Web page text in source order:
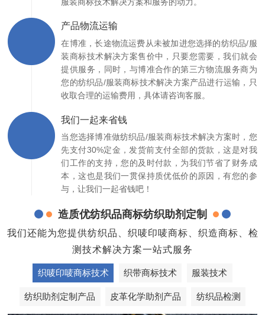
产品物流运输
在博准，长途物流运费从未被加进您选择的纺织品/服
装商标技术解决方案售价中，只要您需要，我们就会
提供服务，同时，与博准合作的第三方物流服务商为
您的纺织品/服装商标技术解决方案产品进行运输，只
收取合理的运输费用，具体请咨询客服。
我们一起来省钱
当您选择博准做纺织品/服装商标技术解决方案时，您
先支付30%定金，发货前支付全部的货款，这是对我
们工作的支持，您的及时付款，为我们节省了财务成
本，这也是我们一贯保持质优低价的原因，有您的参
与，让我们一起省钱吧！
造质优纺织品商标纺织助剂定制
我们还能为您提供纺织品、织唛印唛商标、织造商标、检
测技术解决方案一站式服务
织唛印唛商标技术 织带商标技术 服装技术
纺织助剂定制产品 皮革化学助剂产品 纺织品检测